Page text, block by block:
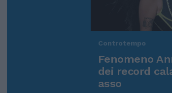
Controtempo
Fenomeno
dei record
asso